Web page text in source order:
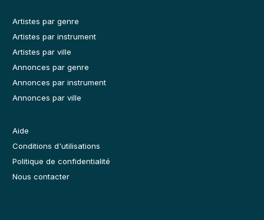
Artistes par genre
Artistes par instrument
Artistes par ville
Annonces par genre
Annonces par instrument
Annonces par ville
Aide
Conditions d'utilisations
Politique de confidentialité
Nous contacter